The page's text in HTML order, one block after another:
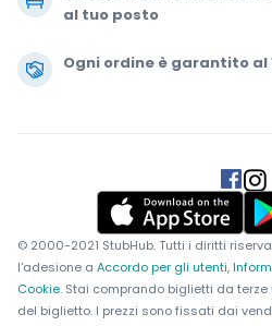
al tuo posto
Ogni ordine è garantito al
© 2000-2021 StubHub. Tutti i diritti
l'adesione a Accordo per gli utenti,
Cookie. Stai comprando biglietti da terze
del biglietto. I prezzi sono fissati dai
.
.
.